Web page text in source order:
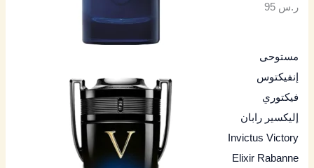
ر.س 95
مستوحى
إنفيكتوس
فيكتوري
إليكسير رابان
Invictus Victory
Elixir Rabanne